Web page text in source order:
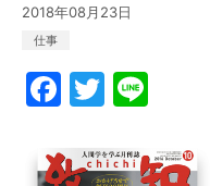
2018年08月23日
仕事
F
a
c
T
w
itte